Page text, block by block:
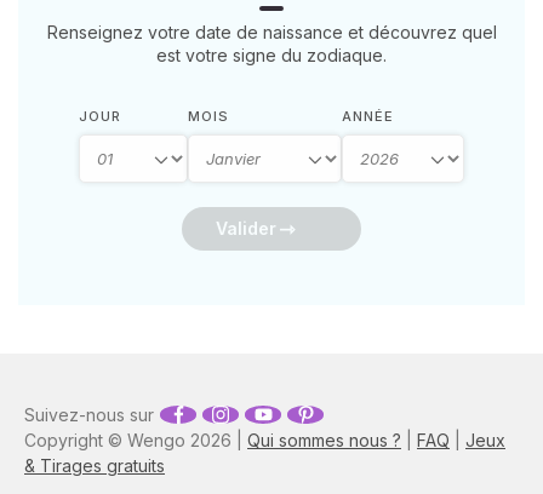
Renseignez votre date de naissance et découvrez quel
est votre signe du zodiaque.
JOUR MOIS ANNÉE
Valider
Copyright © Wengo 2026 | Qui sommes nous ? FAQ
Jeux
& Tirages gratuits
Suivez-nous sur